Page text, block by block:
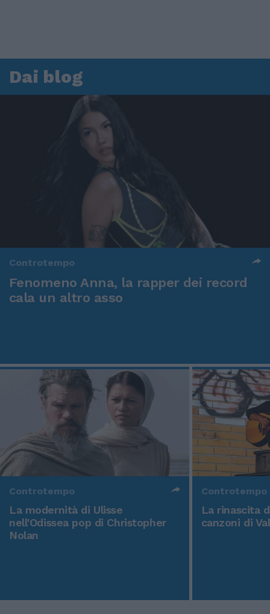
Dai blog
Controtempo
Fenomeno Anna, la rapper dei record
cala un altro asso
Controtempo
La modernità di Ulisse
nell'Odissea pop di Christopher
Nolan
Controtempo
La rinascita
canzoni di